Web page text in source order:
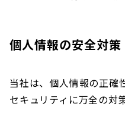
個人情報の安全対策
当社は、個人情報の正確
セキュリティに万全の対